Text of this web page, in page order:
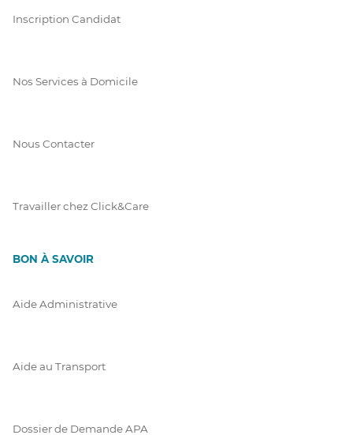
Inscription Candidat
Nos Services à Domicile
Nous Contacter
Travailler chez Click&Care
BON À SAVOIR
Aide Administrative
Aide au Transport
Dossier de Demande APA